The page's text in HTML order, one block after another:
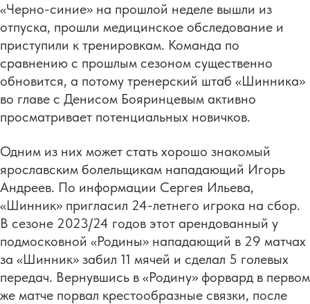
«Черно-синие» на прошлой неделе вышли из
отпуска, прошли медицинское обследование и
приступили к тренировкам. Команда по
сравнению с прошлым сезоном существенно
обновится, а потому тренерский штаб «Шинника»
во главе с Денисом Бояринцевым активно
просматривает потенциальных новичков.
Одним из них может стать хорошо знакомый
ярославским болельщикам нападающий Игорь
Андреев. По информации Сергея Ильева,
«Шинник» пригласил 24-летнего игрока на сбор.
В сезоне 2023/24 годов этот арендованный у
подмосковной «Родины» нападающий в 29 матчах
за «Шинник» забил 11 мячей и сделал 5 голевых
передач. Вернувшись в «Родину» форвард в первом
же матче порвал крестообразные связки, после